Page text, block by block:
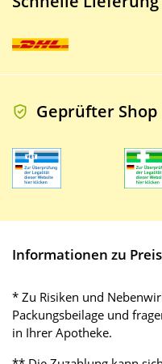
Geprüfter Shop
Informationen zu
* Zu Risiken und
Packungsbeilage und
in Ihrer Apotheke.